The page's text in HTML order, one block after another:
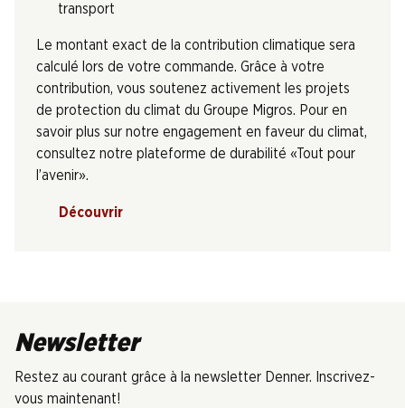
transport
Le montant exact de la contribution climatique sera
calculé lors de votre commande. Grâce à votre
contribution, vous soutenez activement les projets
de protection du climat du Groupe Migros. Pour en
savoir plus sur notre engagement en faveur du climat,
consultez notre plateforme de durabilité «Tout pour
l’avenir».
Découvrir
Newsletter
Restez au courant grâce à la newsletter Denner. Inscrivez-
vous maintenant!